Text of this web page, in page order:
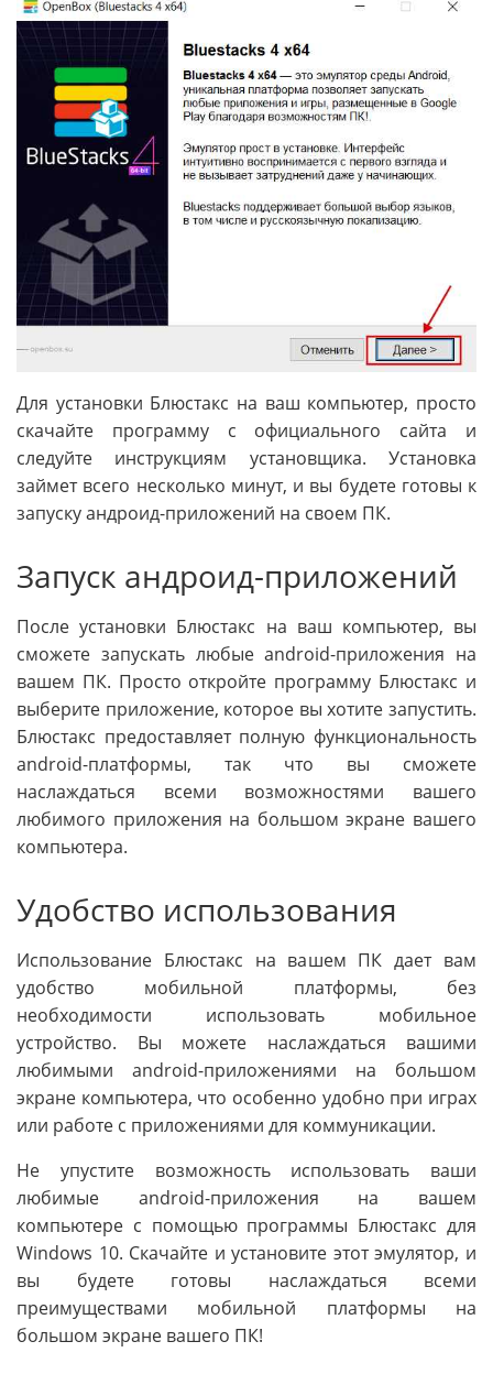
Для установки Блюстакс на ваш компьютер, просто
скачайте программу с официального сайта и
следуйте инструкциям установщика. Установка
займет всего несколько минут, и вы будете готовы к
запуску андроид-приложений на своем ПК.
Запуск андроид-приложений
После установки Блюстакс на ваш компьютер, вы
сможете запускать любые android-приложения на
вашем ПК. Просто откройте программу Блюстакс и
выберите приложение, которое вы хотите запустить.
Блюстакс предоставляет полную функциональность
android-платформы, так что вы сможете
наслаждаться всеми возможностями вашего
любимого приложения на большом экране вашего
компьютера.
Удобство использования
Использование Блюстакс на вашем ПК дает вам
удобство мобильной платформы, без
необходимости использовать мобильное
устройство. Вы можете наслаждаться вашими
любимыми android-приложениями на большом
экране компьютера, что особенно удобно при играх
или работе с приложениями для коммуникации.
Не упустите возможность использовать ваши
любимые android-приложения на вашем
компьютере с помощью программы Блюстакс для
Windows 10. Скачайте и установите этот эмулятор, и
вы будете готовы наслаждаться всеми
преимуществами мобильной платформы на
большом экране вашего ПК!